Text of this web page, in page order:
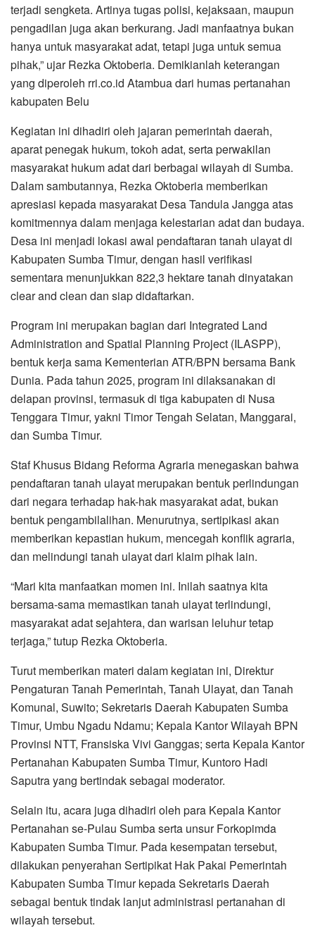
terjadi sengketa. Artinya tugas polisi, kejaksaan, maupun
pengadilan juga akan berkurang. Jadi manfaatnya bukan
hanya untuk masyarakat adat, tetapi juga untuk semua
pihak,” ujar Rezka Oktoberia. Demikianlah keterangan
yang diperoleh rri.co.id Atambua dari humas pertanahan
kabupaten Belu
Kegiatan ini dihadiri oleh jajaran pemerintah daerah,
aparat penegak hukum, tokoh adat, serta perwakilan
masyarakat hukum adat dari berbagai wilayah di Sumba.
Dalam sambutannya, Rezka Oktoberia memberikan
apresiasi kepada masyarakat Desa Tandula Jangga atas
komitmennya dalam menjaga kelestarian adat dan budaya.
Desa ini menjadi lokasi awal pendaftaran tanah ulayat di
Kabupaten Sumba Timur, dengan hasil verifikasi
sementara menunjukkan 822,3 hektare tanah dinyatakan
clear and clean dan siap didaftarkan.
Program ini merupakan bagian dari Integrated Land
Administration and Spatial Planning Project (ILASPP),
bentuk kerja sama Kementerian ATR/BPN bersama Bank
Dunia. Pada tahun 2025, program ini dilaksanakan di
delapan provinsi, termasuk di tiga kabupaten di Nusa
Tenggara Timur, yakni Timor Tengah Selatan, Manggarai,
dan Sumba Timur.
Staf Khusus Bidang Reforma Agraria menegaskan bahwa
pendaftaran tanah ulayat merupakan bentuk perlindungan
dari negara terhadap hak-hak masyarakat adat, bukan
bentuk pengambilalihan. Menurutnya, sertipikasi akan
memberikan kepastian hukum, mencegah konflik agraria,
dan melindungi tanah ulayat dari klaim pihak lain.
“Mari kita manfaatkan momen ini. Inilah saatnya kita
bersama-sama memastikan tanah ulayat terlindungi,
masyarakat adat sejahtera, dan warisan leluhur tetap
terjaga,” tutup Rezka Oktoberia.
Turut memberikan materi dalam kegiatan ini, Direktur
Pengaturan Tanah Pemerintah, Tanah Ulayat, dan Tanah
Komunal, Suwito; Sekretaris Daerah Kabupaten Sumba
Timur, Umbu Ngadu Ndamu; Kepala Kantor Wilayah BPN
Provinsi NTT, Fransiska Vivi Ganggas; serta Kepala Kantor
Pertanahan Kabupaten Sumba Timur, Kuntoro Hadi
Saputra yang bertindak sebagai moderator.
Selain itu, acara juga dihadiri oleh para Kepala Kantor
Pertanahan se-Pulau Sumba serta unsur Forkopimda
Kabupaten Sumba Timur. Pada kesempatan tersebut,
dilakukan penyerahan Sertipikat Hak Pakai Pemerintah
Kabupaten Sumba Timur kepada Sekretaris Daerah
sebagai bentuk tindak lanjut administrasi pertanahan di
wilayah tersebut.